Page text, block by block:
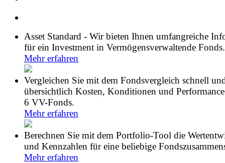
Asset Standard - Wir bieten Ihnen umfangreiche
für ein Investment in Vermögensverwaltende Fonds.
Mehr erfahren
Vergleichen Sie mit dem Fondsvergleich schnell
übersichtlich Kosten, Konditionen und
6 VV-Fonds.
Mehr erfahren
Berechnen Sie mit dem Portfolio-Tool die
und Kennzahlen für eine beliebige
Mehr erfahren